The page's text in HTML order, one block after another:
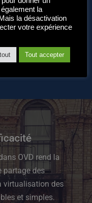
de fichiers
OVD rend la
partage des
virtualisation des
et simples.
la
la désactivation
votre expérience
Tout accepter